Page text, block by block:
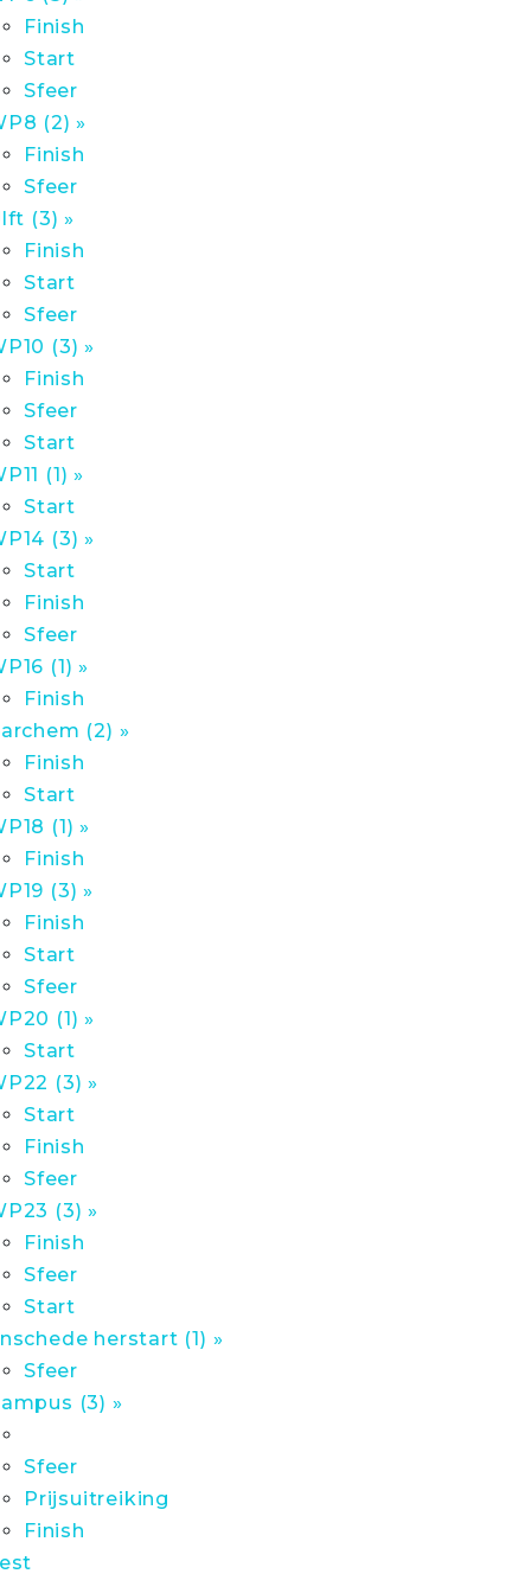
Finish
Start
Sfeer
(2) »
Finish
Sfeer
(3) »
Finish
Start
Sfeer
(3) »
Finish
Sfeer
Start
(1) »
Start
(3) »
Start
Finish
Sfeer
(1) »
Finish
(2) »
Finish
Start
(1) »
Finish
(3) »
Finish
Start
Sfeer
(1) »
Start
(3) »
Start
Finish
Sfeer
(3) »
Finish
Sfeer
Start
herstart (1) »
Sfeer
(3) »
Sfeer
Prijsuitreiking
Finish